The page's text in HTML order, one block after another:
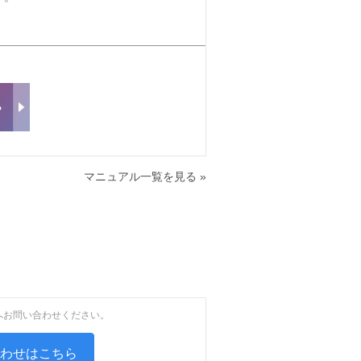
マニュアル一覧を見る »
問い合わせください。
せはこちら